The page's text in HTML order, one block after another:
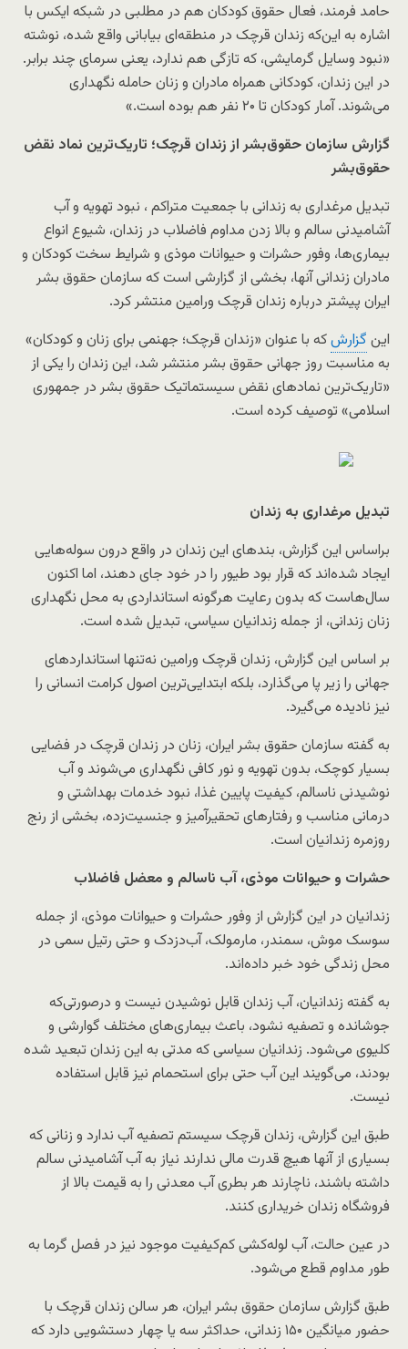
حامد فرمند، فعال حقوق کودکان هم در مطلبی در شبکه ایکس با
اشاره به این‌که زندان قرچک در منطقه‌ای بیابانی واقع شده، نوشته
«نبود وسایل گرمایشی، که تازگی هم ندارد، یعنی سرمای چند برابر.
در این زندان، کودکانی همراه مادران و زنان حامله نگهداری
می‌شوند. آمار کودکان تا ۲۰ نفر هم بوده است.»
گزارش سازمان حقوق‌بشر از زندان قرچک؛ تاریک‌ترین نماد نقض
حقوق‌بشر
تبدیل مرغداری به زندانی با جمعیت متراکم ، نبود تهویه و آب
‌آشامیدنی سالم و بالا زدن مداوم فاضلاب در زندان، شیوع انواع
بیماری‌ها، وفور حشرات و حیوانات موذی و شرایط سخت کودکان و
مادران زندانی آنها، بخشی از گزارشی است که سازمان حقوق بشر
ایران پیشتر درباره زندان قرچک ورامین منتشر کرد.
این گزارشکه با عنوان «زندان قرچک؛ جهنمی برای زنان و کودکان»
به مناسبت روز جهانی حقوق بشر منتشر شد، این زندان را یکی از
«تاریک‌ترین نمادهای نقض سیستماتیک حقوق بشر در جمهوری
اسلامی» توصیف کرده است.
تبدیل مرغداری به زندان
براساس این گزارش، بندهای این زندان در واقع درون سوله‌هایی
ایجاد شده‌اند که قرار بود طیور را در خود جای دهند، اما اکنون
سال‌هاست که بدون رعایت هرگونه استانداردی به محل نگهداری
زنان زندانی، از جمله زندانیان سیاسی، تبدیل شده است.
بر اساس این گزارش، زندان قرچک ورامین نه‌تنها استانداردهای
جهانی را زیر پا می‌گذارد، بلکه ابتدایی‌ترین اصول کرامت انسانی را
نیز نادیده می‌گیرد.
به گفته سازمان حقوق بشر ایران، زنان در زندان قرچک در فضایی
بسیار کوچک، بدون تهویه و نور کافی نگهداری می‌شوند و آب
نوشیدنی ناسالم، کیفیت پایین غذا، نبود خدمات بهداشتی و
درمانی مناسب و رفتارهای تحقیرآمیز و جنسیت‌زده، بخشی از رنج
روزمره زندانیان است.
حشرات و حیوانات موذی، آب ناسالم و معضل فاضلاب
زندانیان در این گزارش از وفور حشرات و حیوانات موذی، از جمله
سوسک موش، سمندر، مارمولک، آب‌دزدک و حتی رتیل سمی در
محل زندگی خود خبر داده‌اند.
به گفته زندانیان، آب زندان قابل نوشیدن نیست و درصورتی‌که
جوشانده و تصفیه نشود، باعث بیماری‌های مختلف گوارشی و
کلیوی می‌شود. زندانیان سیاسی که مدتی به این زندان تبعید شده
بودند، می‌گویند این آب حتی برای استحمام نیز قابل استفاده
نیست.
طبق این گزارش، زندان قرچک سیستم تصفیه آب ندارد و زنانی که
بسیاری از آنها هیچ قدرت مالی ندارند نیاز به آب آشامیدنی سالم
داشته باشند، ناچارند هر بطری آب معدنی را به قیمت بالا از
فروشگاه زندان خریداری کنند.
در عین حالت، آب لوله‌کشی کم‌کیفیت موجود نیز در فصل گرما به
طور مداوم قطع می‌شود.
طبق گزارش سازمان حقوق بشر ایران، هر سالن زندان قرچک با
حضور میانگین ۱۵۰ زندانی، حداکثر سه یا چهار دستشویی دارد که